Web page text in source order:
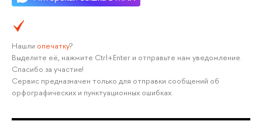
Нашли опечатку?
Выделите её, нажмите Ctrl+Enter и отправьте нам уведомление.
Спасибо за участие!
Сервис предназначен только для отправки сообщений об
орфографических и пунктуационных ошибках.